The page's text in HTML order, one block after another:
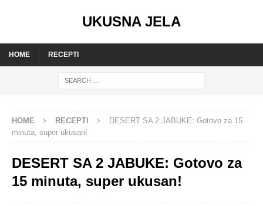
UKUSNA JELA
HOME RECEPTI
HOME RECEPTI
DESERT SA 2 JABUKE: Gotovo za 15
minuta, super ukusan!
DESERT SA 2 JABUKE: Gotovo za
15 minuta, super ukusan!